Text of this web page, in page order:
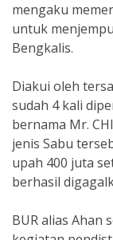
mengaku
untuk
Bengkalis.
Diakui oleh
sudah 4 kali
bernama Mr.
jenis Sabu
upah 400 juta
berhasil
BUR alias Ahan